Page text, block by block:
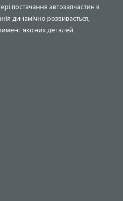
постачання автозапчастин в
динамічно розвивається,
якісних деталей.